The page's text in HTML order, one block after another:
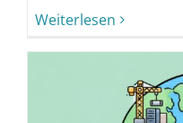
Weiterlesen